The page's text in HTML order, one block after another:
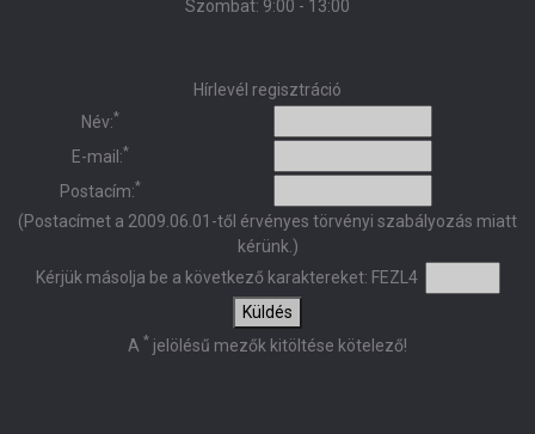
Szombat: 9:00 - 13:00
Hírlevél regisztráció
Név:*
E-mail:*
Postacím:*
(Postacímet a 2009.06.01-től érvényes törvényi szabályozás miatt
kérünk.)
Kérjük másolja be a következő karaktereket: FEZL4
Küldés
A * jelölésű mezők kitöltése kötelező!